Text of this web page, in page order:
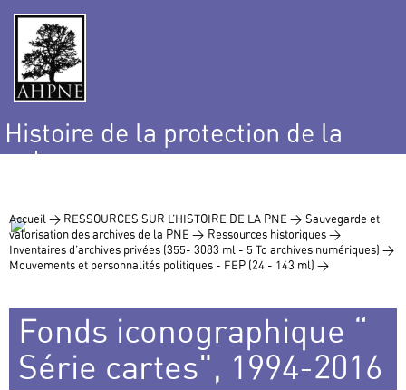
Histoire de la protection de la
nature
Accueil > RESSOURCES SUR L’HISTOIRE DE LA PNE > Sauvegarde et
valorisation des archives de la PNE > Ressources historiques >
Inventaires d’archives privées (355- 3083 ml - 5 To archives numériques) >
Mouvements et personnalités politiques - FEP (24 - 143 ml) >
Fonds iconographique “
Série cartes", 1994-2016